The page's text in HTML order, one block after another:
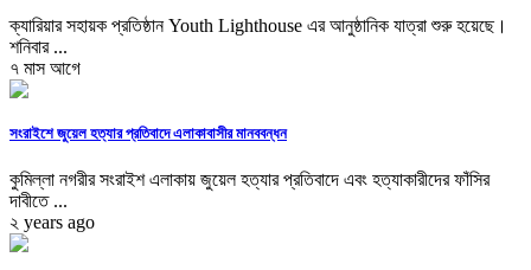
ক্যারিয়ার সহায়ক প্রতিষ্ঠান Youth Lighthouse এর আনুষ্ঠানিক যাত্রা শুরু হয়েছে।
শনিবার ...
৭ মাস আগে
সংরাইশে জুয়েল হত্যার প্রতিবাদে এলাকাবাসীর মানববন্ধন
কুমিল্লা নগরীর সংরাইশ এলাকায় জুয়েল হত্যার প্রতিবাদে এবং হত্যাকারীদের ফাঁসির
দাবীতে ...
২ years ago